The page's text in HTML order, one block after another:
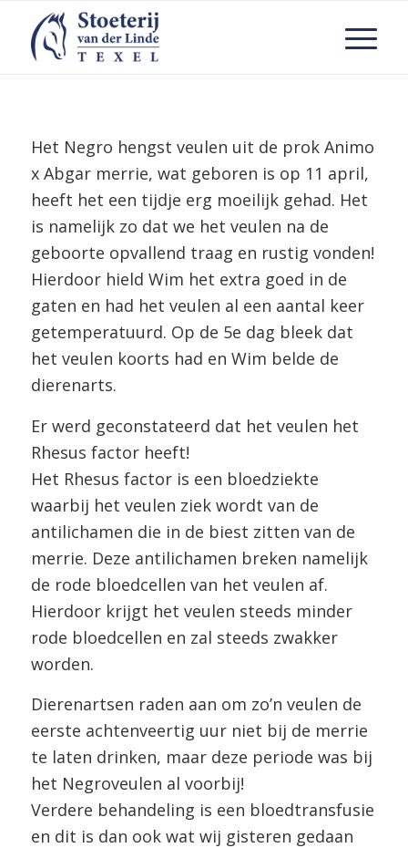
Het Negro hengst veulen uit de prok Animo
x Abgar merrie, wat geboren is op 11 april,
heeft het een tijdje erg moeilijk gehad. Het
is namelijk zo dat we het veulen na de
geboorte opvallend traag en rustig vonden!
Hierdoor hield Wim het extra goed in de
gaten en had het veulen al een aantal keer
getemperatuurd. Op de 5e dag bleek dat
het veulen koorts had en Wim belde de
dierenarts.
Er werd geconstateerd dat het veulen het
Rhesus factor heeft!
Het Rhesus factor is een bloedziekte
waarbij het veulen ziek wordt van de
antilichamen die in de biest zitten van de
merrie. Deze antilichamen breken namelijk
de rode bloedcellen van het veulen af.
Hierdoor krijgt het veulen steeds minder
rode bloedcellen en zal steeds zwakker
worden.
Dierenartsen raden aan om zo’n veulen de
eerste achtenveertig uur niet bij de merrie
te laten drinken, maar deze periode was bij
het Negroveulen al voorbij!
Verdere behandeling is een bloedtransfusie
en dit is dan ook wat wij gisteren gedaan